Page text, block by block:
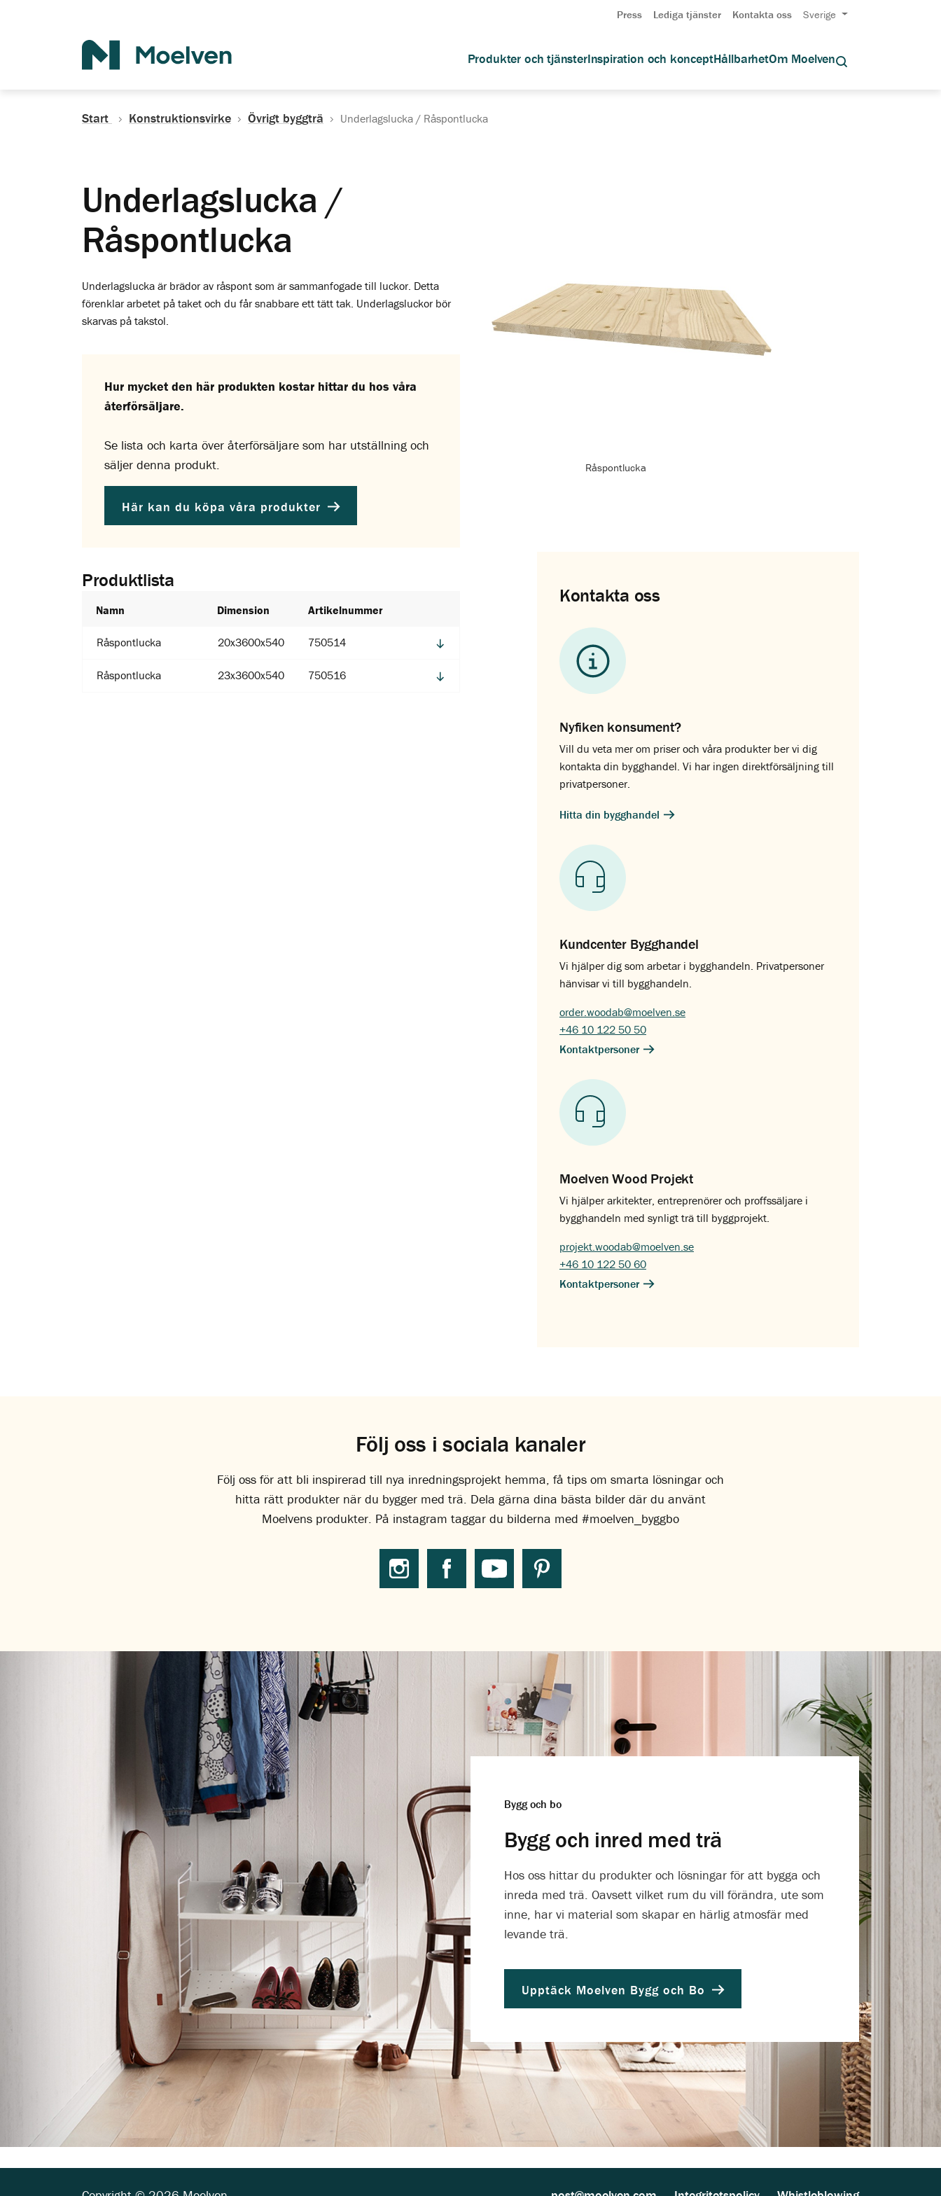
Press Lediga tjänster Kontakta oss Sverige
Produkter och tjänsterInspiration och konceptHållbarhetOm Moelven
Start Konstruktionsvirke Övrigt byggträ Underlagslucka / Råspontlucka
Underlagslucka /
Råspontlucka
Underlagslucka är brädor av råspont som är sammanfogade till luckor. Detta
förenklar arbetet på taket och du får snabbare ett tätt tak. Underlagsluckor bör
skarvas på takstol.
Hur mycket den här produkten kostar hittar du hos våra
återförsäljare.
Se lista och karta över återförsäljare som har utställning och
säljer denna produkt.
Här kan du köpa våra produkter
Produktlista
Namn Dimension Artikelnummer
Råspontlucka 20x3600x540 750514
Råspontlucka 23x3600x540 750516
Råspontlucka
Kontakta oss
Nyfiken konsument?
Vill du veta mer om priser och våra produkter ber vi dig
kontakta din bygghandel. Vi har ingen direktförsäljning till
privatpersoner.
Hitta din bygghandel
Kundcenter Bygghandel
Vi hjälper dig som arbetar i bygghandeln. Privatpersoner
hänvisar vi till bygghandeln.
order.woodab@moelven.se
+46 10 122 50 50
Kontaktpersoner
Moelven Wood Projekt
Vi hjälper arkitekter, entreprenörer och proffssäljare i
bygghandeln med synligt trä till byggprojekt.
projekt.woodab@moelven.se
+46 10 122 50 60
Kontaktpersoner
Följ oss i sociala kanaler
Följ oss för att bli inspirerad till nya inredningsprojekt hemma, få tips om smarta lösningar och
hitta rätt produkter när du bygger med trä. Dela gärna dina bästa bilder där du använt
Moelvens produkter. På instagram taggar du bilderna med #moelven_byggbo
Bygg och bo
Bygg och inred med trä
Hos oss hittar du produkter och lösningar för att bygga och
inreda med trä. Oavsett vilket rum du vill förändra, ute som
inne, har vi material som skapar en härlig atmosfär med
levande trä.
Upptäck Moelven Bygg och Bo